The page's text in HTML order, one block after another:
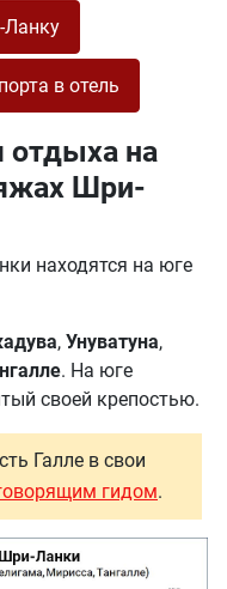
в отель
на
Шри-
находятся на юге
, Унуватуна,
. На юге
своей крепостью.
Галле в свои
гидом.